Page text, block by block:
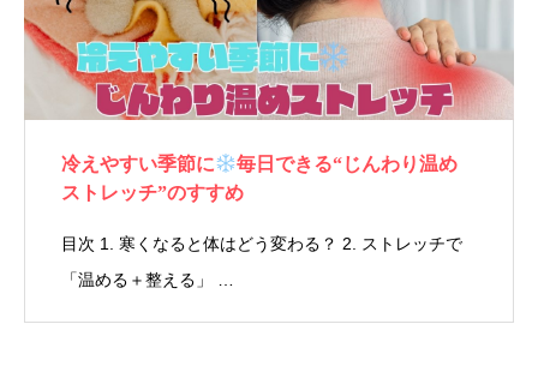
冷えやすい季節に
毎日できる“じんわり温め
ストレッチ”のすすめ
目次 1. 寒くなると体はどう変わる？ 2. ストレッチで
「温める＋整える」 …